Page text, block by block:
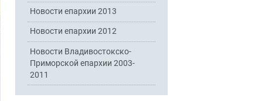
Новости епархии 2013
Новости епархии 2012
Новости Владивостокско-
Приморской епархии 2003-
2011